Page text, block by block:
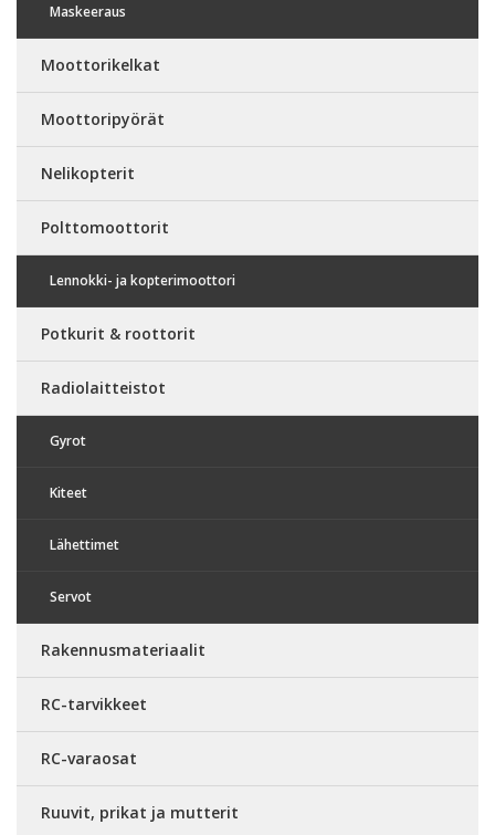
Maskeeraus
Moottorikelkat
Moottoripyörät
Nelikopterit
Polttomoottorit
Lennokki- ja kopterimoottori
Potkurit & roottorit
Radiolaitteistot
Gyrot
Kiteet
Lähettimet
Servot
Rakennusmateriaalit
RC-tarvikkeet
RC-varaosat
Ruuvit, prikat ja mutterit